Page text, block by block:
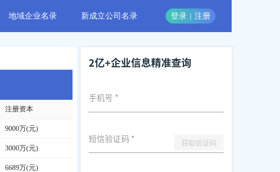
地域企业名录 新成立公司名录 登录 | 注册
注册资本
9000万(元)
3000万(元)
6689万(元)
2亿+企业信息精准查询
手机号 *
短信验证码 * 获取验证码